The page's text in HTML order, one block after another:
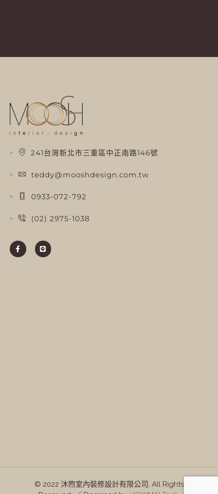
241台灣新北市三重區中正南路146號
teddy@mooshdesign.com.tw
0933-072-792
(02) 2975-1038
© 2022 沐煦室內裝修設計有限公司, All Rights